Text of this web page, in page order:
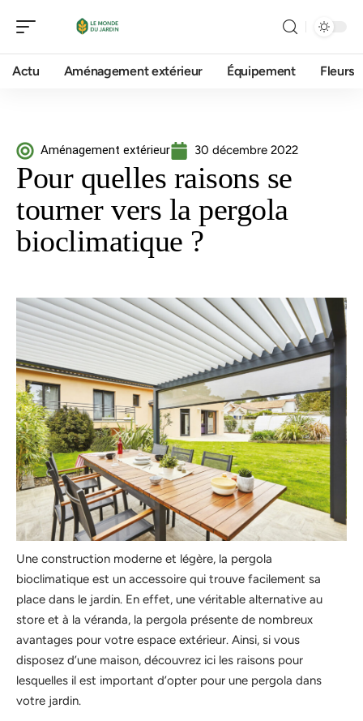
Actu Aménagement extérieur Équipement Fleurs
Aménagement extérieur 30 décembre 2022
Pour quelles raisons se
tourner vers la pergola
bioclimatique ?
Une construction moderne et légère, la pergola
bioclimatique est un accessoire qui trouve facilement sa
place dans le jardin. En effet, une véritable alternative au
store et à la véranda, la pergola présente de nombreux
avantages pour votre espace extérieur. Ainsi, si vous
disposez d’une maison, découvrez ici les raisons pour
lesquelles il est important d’opter pour une pergola dans
votre jardin.